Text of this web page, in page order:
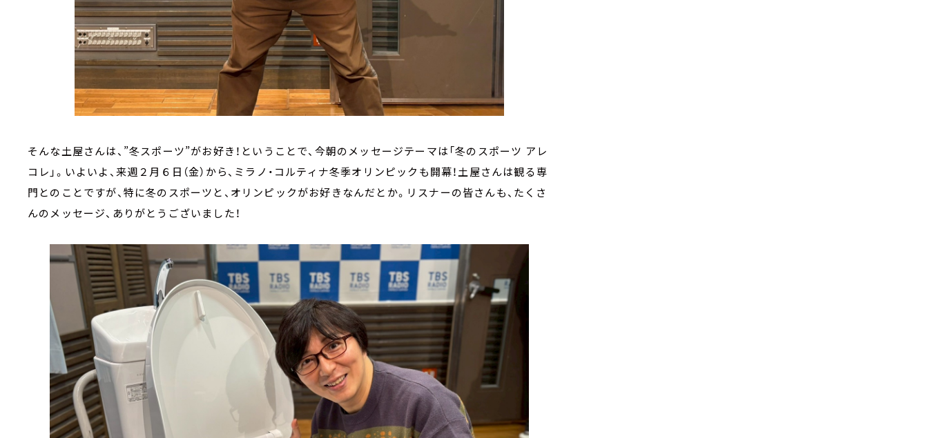
そんな土屋さんは、”冬スポーツ”がお好き！ということで、今朝のメッセージテーマは「冬のスポーツ アレ
コレ」。いよいよ、来週２月６日（金）から、ミラノ・コルティナ冬季オリンピックも開幕！土屋さんは観る専
門とのことですが、特に冬のスポーツと、オリンピックがお好きなんだとか。リスナーの皆さんも、たくさ
んのメッセージ、ありがとうございました！